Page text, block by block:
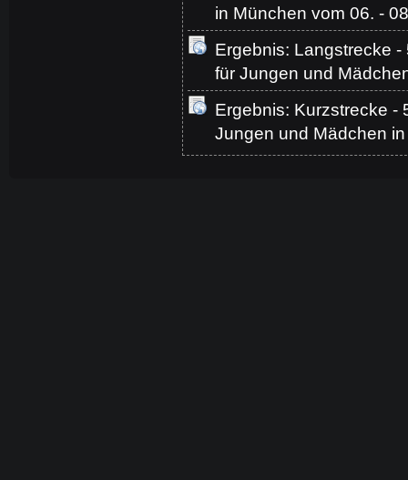
in München vom 06. -
Ergebnis: Langstrecke
für Jungen und
Ergebnis: Kurzstrecke -
Jungen und Mädchen